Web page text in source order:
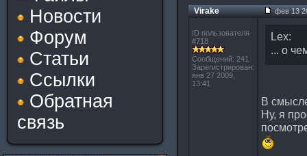
Новости
Форум
Статьи
Ссылки
Обратная
связь
Virake фев 13
ID пользователя
#718
Сообщений: 241
Зарегистрирован:
янв 27 2009,
13:41
Lex:
... о
В
Ну, я